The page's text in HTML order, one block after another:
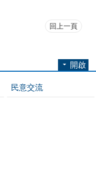
回上一頁
開啟
民意交流